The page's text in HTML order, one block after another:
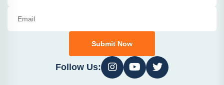
Submit Now
Follow Us: